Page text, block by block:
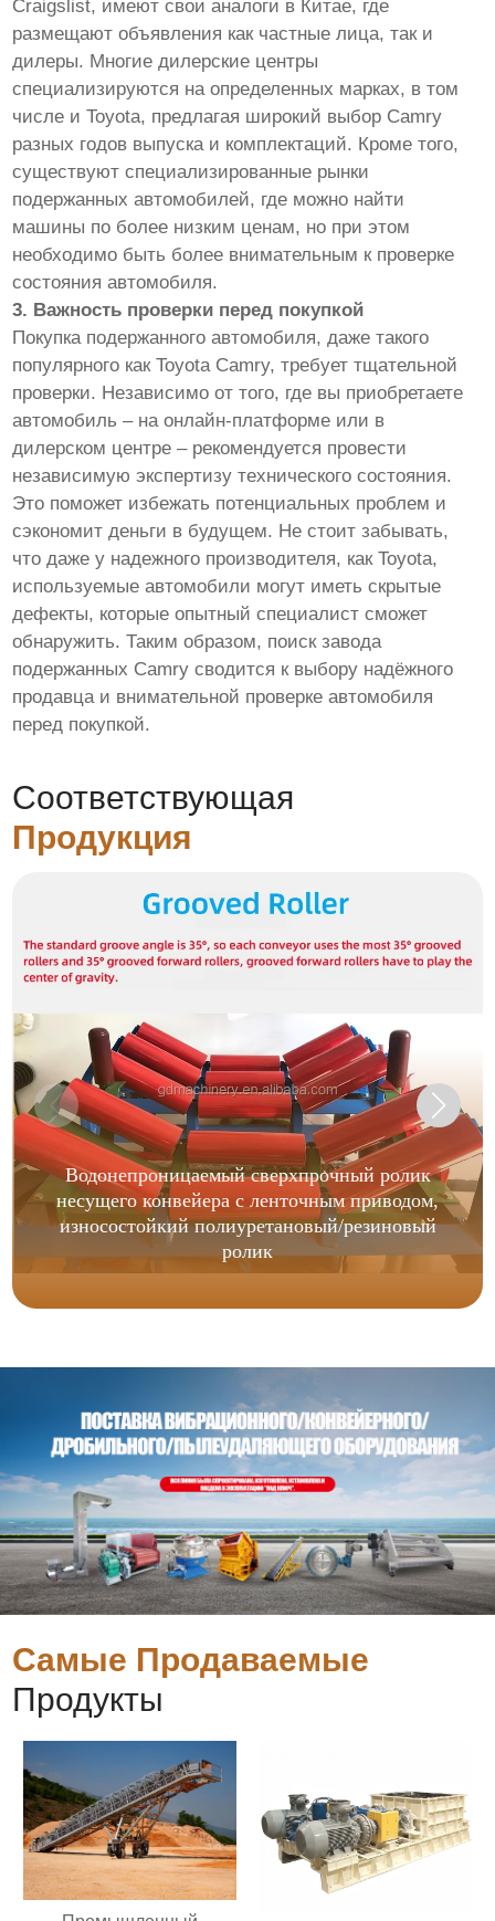
Craigslist, имеют свои аналоги в Китае, где
размещают объявления как частные лица, так и
дилеры. Многие дилерские центры
специализируются на определенных марках, в том
числе и Toyota, предлагая широкий выбор Camry
разных годов выпуска и комплектаций. Кроме того,
существуют специализированные рынки
подержанных автомобилей, где можно найти
машины по более низким ценам, но при этом
необходимо быть более внимательным к проверке
состояния автомобиля.
3. Важность проверки перед покупкой
Покупка подержанного автомобиля, даже такого
популярного как Toyota Camry, требует тщательной
проверки. Независимо от того, где вы приобретаете
автомобиль – на онлайн-платформе или в
дилерском центре – рекомендуется провести
независимую экспертизу технического состояния.
Это поможет избежать потенциальных проблем и
сэкономит деньги в будущем. Не стоит забывать,
что даже у надежного производителя, как Toyota,
используемые автомобили могут иметь скрытые
дефекты, которые опытный специалист сможет
обнаружить. Таким образом, поиск завода
подержанных Camry сводится к выбору надёжного
продавца и внимательной проверке автомобиля
перед покупкой.
Соответствующая
Продукция
Водонепроницаемый сверхпрочный ролик
несущего конвейера с ленточным приводом,
износостойкий полиуретановый/резиновый
ролик
Самые Продаваемые
Продукты